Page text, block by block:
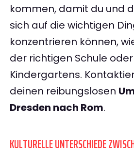
kommen, damit du und
sich auf die wichtigen
konzentrieren können,
der richtigen Schule
Kindergartens.
deinen reibungslosen
Dresden nach Rom.
KULTURELLE UNTERSCHIEDE